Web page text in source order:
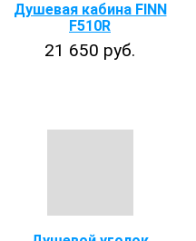
Душевая кабина FINN
F510R
21 650 руб.